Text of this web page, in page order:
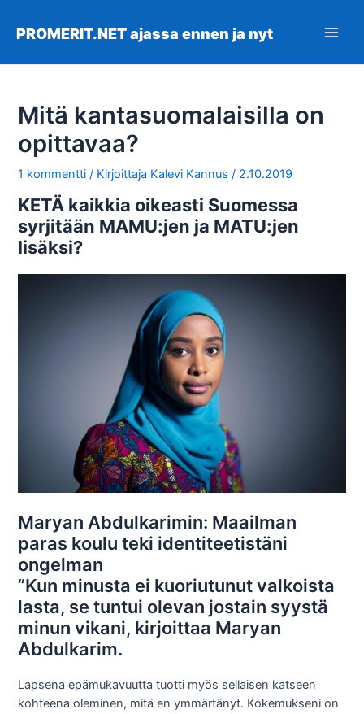
sisältöön
PROMERIT.NET ajassa ennen ja nyt
Mitä kantasuomalaisilla on
opittavaa?
1 kommentti / Kirjoittaja Kalevi Kannus/ 2.10.2019
KETÄ kaikkia oikeasti Suomessa
syrjitään MAMU:jen ja MATU:jen
lisäksi?
Maryan Abdulkarimin: Maailman
paras koulu teki identiteetistäni
ongelman
”Kun minusta ei kuoriutunut valkoista
lasta, se tuntui olevan jostain syystä
minun vikani, kirjoittaa Maryan
Abdulkarim.
Lapsena epämukavuutta tuotti myös sellaisen katseen
kohteena oleminen, mitä en ymmärtänyt. Kokemukseni on